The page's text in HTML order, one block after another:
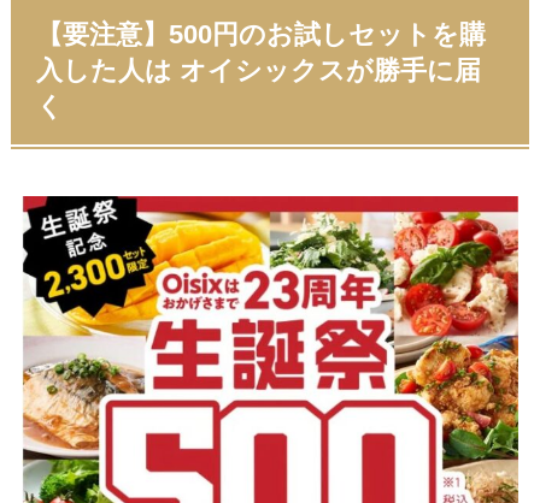
【要注意】500円のお試しセットを購
入した人は オイシックスが勝手に届
く